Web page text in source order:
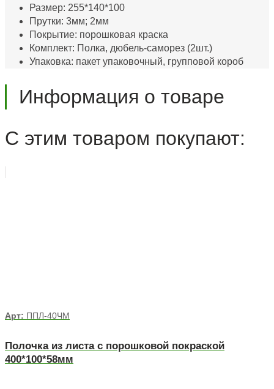
Размер: 255*140*100
Прутки: 3мм; 2мм
Покрытие: порошковая краска
Комплект: Полка, дюбель-саморез (2шт.)
Упаковка: пакет упаковочный, групповой короб
Информация о товаре
С этим товаром покупают:
Арт: ППЛ-40ЧМ
Полочка из листа с порошковой покраской
400*100*58мм